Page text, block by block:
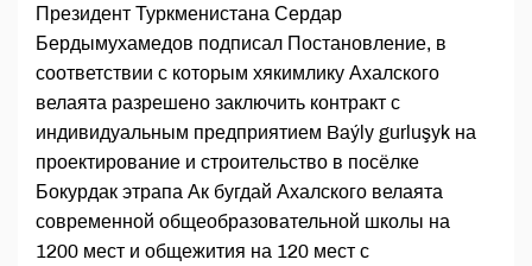
Президент Туркменистана Сердар
Бердымухамедов подписал Постановление, в
соответствии с которым хякимлику Ахалского
велаята разрешено заключить контракт с
индивидуальным предприятием Baýly gurluşyk на
проектирование и строительство в посёлке
Бокурдак этрапа Ак бугдай Ахалского велаята
современной общеобразовательной школы на
1200 мест и общежития на 120 мест с